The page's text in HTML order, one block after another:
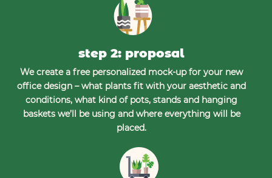
step 2: proposal
We create a free personalized mock-up for your new
office design – what plants fit with your aesthetic and
conditions, what kind of pots, stands and hanging
baskets we’ll be using and where everything will be
placed.